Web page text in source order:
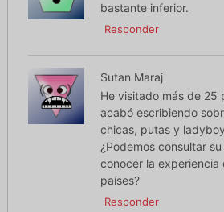
bastante inferior.
Responder
Sutan Maraj
He visitado más de 25
acabó escribiendo
chicas, putas y
¿Podemos consultar
conocer la
países?
Responder